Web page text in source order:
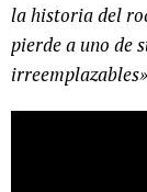
la historia del
pierde a uno de
irreemplazables»